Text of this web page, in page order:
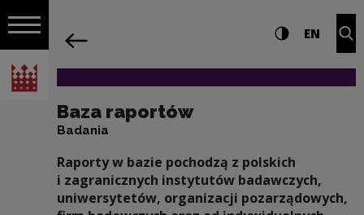
Włącz nawigację
Narodowe Centrum Kultury
Nawigacja Ustawienia i Wysoki
EN
Baza raportów
Badania
Raporty w bazie pochodzą z polskich
i zagranicznych instytutów badawczych,
uniwersytetów, organizacji pozarządowych,